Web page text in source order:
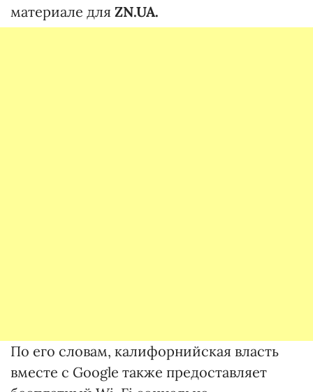
материале для ZN.UA.
По его словам, калифорнийская власть
вместе с Google также предоставляет